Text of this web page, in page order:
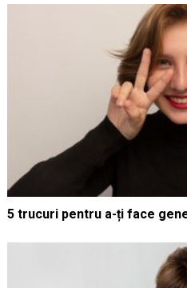
5 trucuri pentru a-ți face